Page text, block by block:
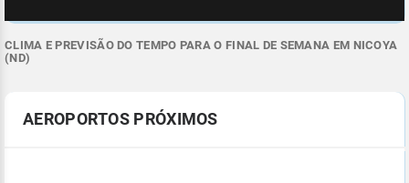
CLIMA E PREVISÃO DO TEMPO PARA O FINAL DE SEMANA EM NICOYA
(ND)
AEROPORTOS PRÓXIMOS